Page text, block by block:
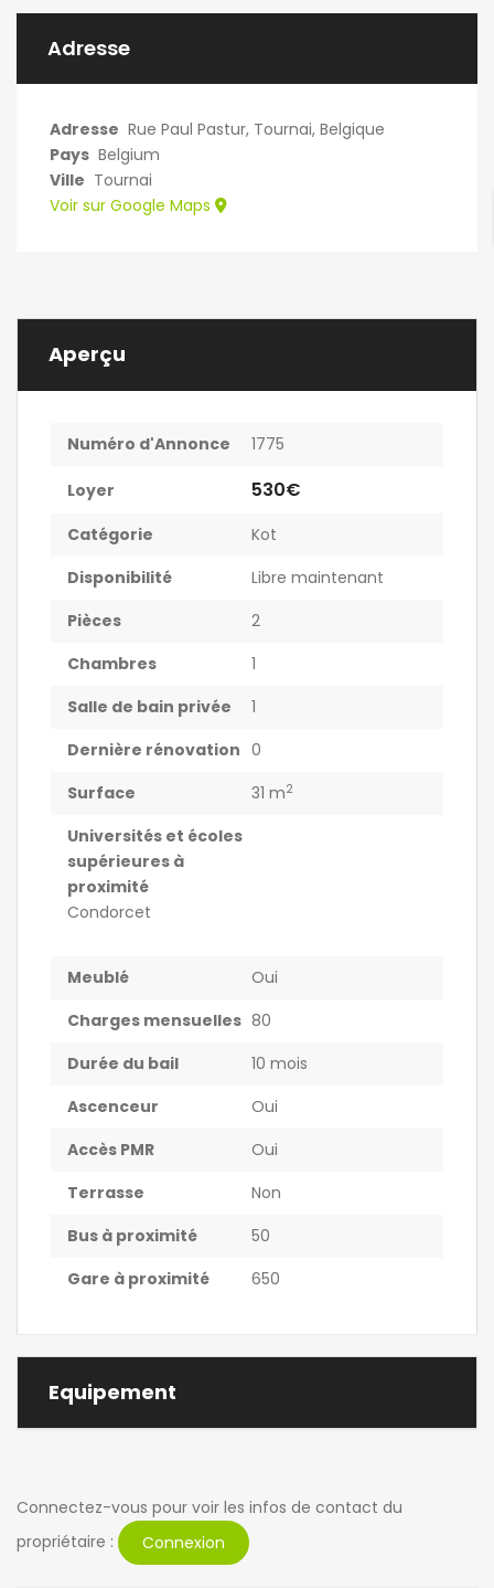
Adresse
Adresse Rue Paul Pastur, Tournai, Belgique
Pays Belgium
Ville Tournai
Voir sur Google Maps
Aperçu
Numéro d'Annonce 1775
Loyer 530€
Catégorie
Kot
Disponibilité
Libre maintenant
Pièces
2
Chambres
1
Salle de bain privée
1
Dernière rénovation 0
Surface
31 m2
Universités et écoles
supérieures à
proximité
Condorcet
Meublé
Oui
Charges mensuelles 80
Durée du bail
10 mois
Ascenceur
Oui
Accès PMR
Oui
Terrasse
Non
Bus à proximité
50
Gare à proximité
650
Equipement
Connectez-vous pour voir les infos de contact du
propriétaire :
Connexion